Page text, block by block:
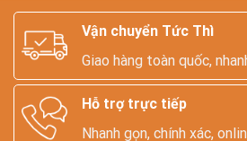
Vận chuyển Tức Thì
Giao hàng toàn quốc,
Hỗ trợ trực tiếp
Nhanh gọn, chính xác,